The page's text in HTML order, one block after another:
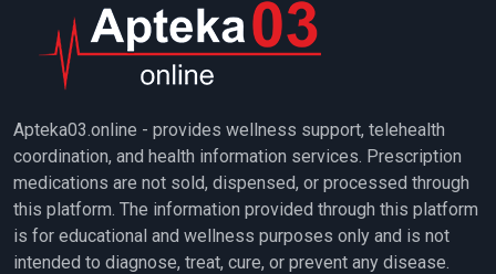
Apteka03.online - provides wellness support, telehealth
coordination, and health information services. Prescription
medications are not sold, dispensed, or processed through
this platform. The information provided through this platform
is for educational and wellness purposes only and is not
intended to diagnose, treat, cure, or prevent any disease.